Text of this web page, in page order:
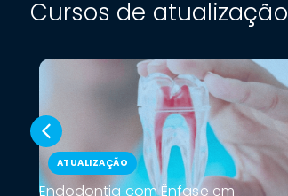
Cursos de atualização
ATUALIZAÇÃO
Endodontia com Ênfase em